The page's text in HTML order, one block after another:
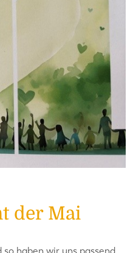
der Mai
haben wir uns passend